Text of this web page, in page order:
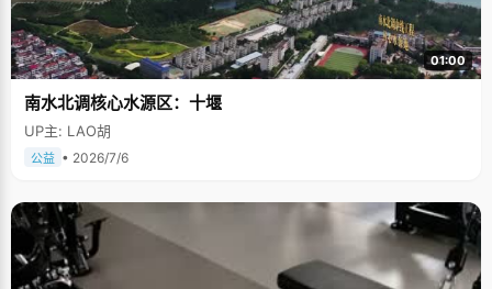
01:00
南水北调核心水源区：十堰
UP主: LAO胡
公益 • 2026/7/6